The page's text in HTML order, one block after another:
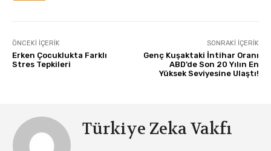
ÖNCEKI İÇERIK
Erken Çocuklukta Farklı
Stres Tepkileri
SONRAKI İÇERIK
Genç Kuşaktaki İntihar Oranı
ABD’de Son 20 Yılın En
Yüksek Seviyesine Ulaştı!
Türkiye Zeka Vakfı